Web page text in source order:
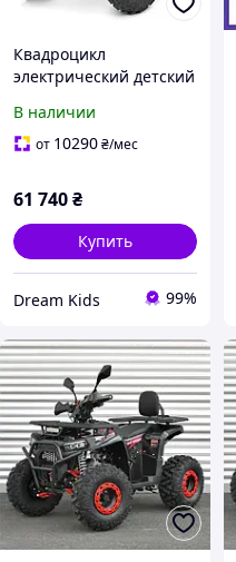
Квадроцикл
электрический детский
черно-красный
В наличии
от 10290₴/мес
61 740₴
Купить
Dream Kids 99%